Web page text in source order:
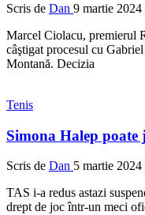
Scris de Dan 9 martie 2024
Marcel Ciolacu, premierul
câştigat procesul cu
Montană. Decizia
Tenis
Simona Halep
Scris de Dan 5 martie 2024
TAS i-a redus astazi
drept de joc într-un meci